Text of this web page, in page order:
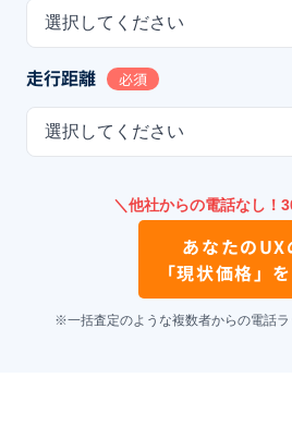
選択してください
走行距離 必須
選択してください
＼他社からの電話なし！
あなたのUX
「現状価格」
※一括査定のような複数者からの電話